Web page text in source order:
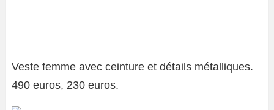
Veste femme avec ceinture et détails métalliques.
490 euros, 230 euros.